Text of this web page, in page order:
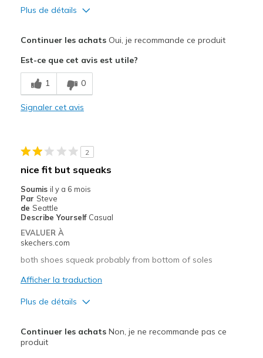
View On Shoes
Plus de détails
Breathe Well
Comfortable
Les meilleures utilisations
Going Out
Width
Sizing
View On Shoes
Shoes are for Wearing
Continuer les achatsOui, je recommande ce produit
Est-ce que cet avis est utile?
1 0
Signaler cet avis
2
nice fit but squeaks
Soumis il y a 6 mois
Par Steve
de Seattle
Describe Yourself Casual
EVALUER À
skechers.com
both shoes squeak probably from bottom of soles
Afficher la traduction
Plus de détails
Comfortable
Continuer les achatsNon, je ne recommande pas ce
produit